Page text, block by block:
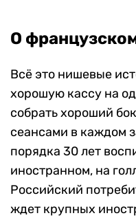
О
Всё это нишевые
хорошую кассу на
собрать хороший
сеансами в каждом
порядка 30 лет
иностранном, на
Российский
ждет крупных